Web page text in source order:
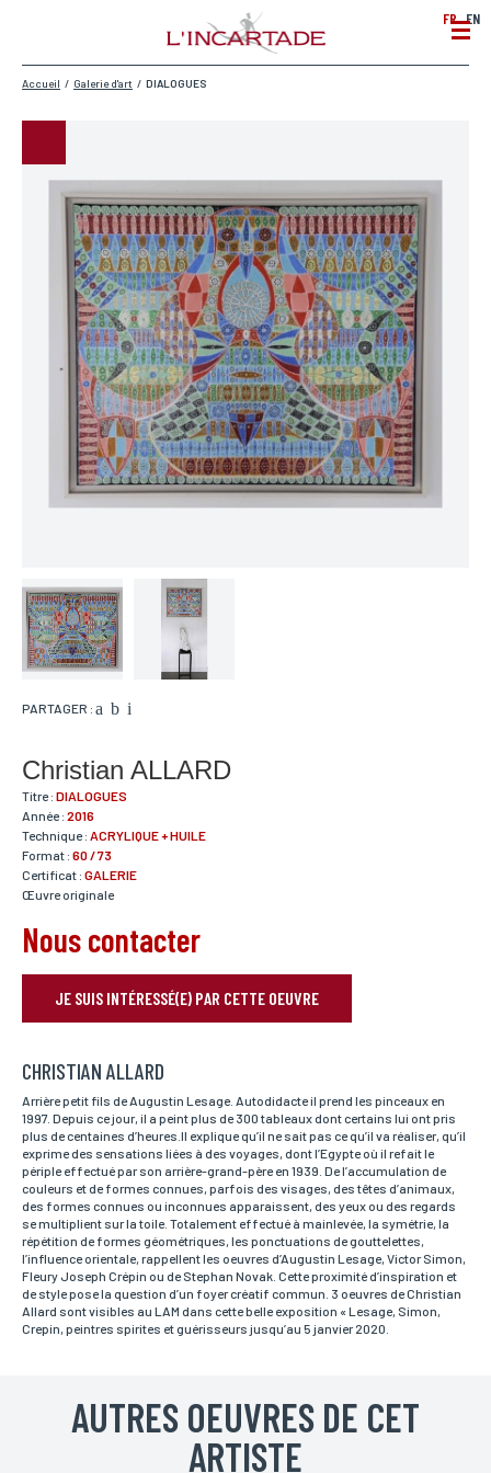
FR EN
Accueil / Galerie d'art / DIALOGUES
PARTAGER :
Christian ALLARD
Titre : DIALOGUES
Année : 2016
Technique : ACRYLIQUE + HUILE
Format : 60 / 73
Certificat : GALERIE
Œuvre originale
Nous contacter
JE SUIS INTÉRESSÉ(E) PAR CETTE OEUVRE
RÉSERVER VOTRE OEUVRE
Nom*
vous pouvez nous laisser vos nom et prénom.
Prénom*
Si vous souhaitez recevoir une réponse personnalisée,
vous pouvez nous laisser vos nom et prénom.
Email*
Votre adresse mail sert uniquement à vous répondre.
Téléphone
Si vous préférez que l’on vous contacte par téléphone,
vous pouvez indiquer votre numéro.
CHRISTIAN ALLARD
Arrière petit fils de Augustin Lesage. Autodidacte il prend les pinceaux en
1997. Depuis ce jour, il a peint plus de 300 tableaux dont certains lui ont pris
plus de centaines d’heures.Il explique qu’il ne sait pas ce qu’il va réaliser, qu’il
exprime des sensations liées à des voyages, dont l’Egypte où il refait le
périple effectué par son arrière-grand-père en 1939. De l’accumulation de
couleurs et de formes connues, parfois des visages, des têtes d’animaux,
des formes connues ou inconnues apparaissent, des yeux ou des regards
se multiplient sur la toile. Totalement effectué à mainlevée, la symétrie, la
répétition de formes géométriques, les ponctuations de gouttelettes,
l’influence orientale, rappellent les oeuvres d’Augustin Lesage, Victor Simon,
Fleury Joseph Crépin ou de Stephan Novak. Cette proximité d’inspiration et
de style pose la question d’un foyer créatif commun. 3 oeuvres de Christian
Allard sont visibles au LAM dans cette belle exposition « Lesage, Simon,
Crepin, peintres spirites et guérisseurs jusqu’au 5 janvier 2020.
AUTRES OEUVRES DE CET
ARTISTE